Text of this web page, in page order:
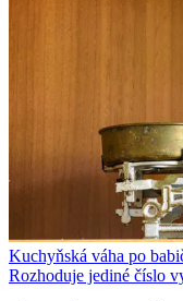
Kuchyňská váha po
Rozhoduje jediné číslo